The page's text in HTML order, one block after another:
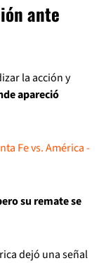
ante
la acción y
apareció
Fe vs. América -
su remate se
dejó una señal